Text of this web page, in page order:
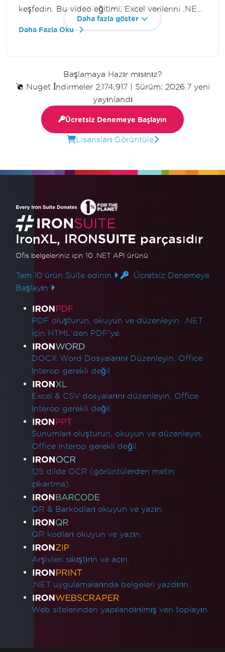
keşfedin. Bu video eğitimi, Excel verilerini .NET
uygulamalarınıza sorunsuzca içe aktarma
Daha Fazla Oku
Daha fazla göster
Başlamaya Hazır mısınız?
Nuget İndirmeler 2,174,917| Sürüm: 2026.7 yeni
yayınlandı
Ücretsiz Denemeye Başlayın
Lisansları Görüntüle
IronXL, IRONSUITE parçasıdır
Ofis belgeleriniz için 10 .NET API ürünü
Tam 10 ürün Suite edinin
Ücretsiz Denemeye
Başlayın
Ürün Bağlantıları
PDF oluşturun, okuyun ve düzenleyin. .NET
için HTML'den PDF'ye.
DOCX Word Dosyalarını Düzenleyin. Office
Interop gerekli değil.
Excel & CSV dosyalarını düzenleyin. Office
Interop gerekli değil.
Sunumları oluşturun, okuyun ve düzenleyin.
Office Interop gerekli değil.
125 dilde OCR (görüntülerden metin
çıkartma).
QR & Barkodları okuyun ve yazın.
QR kodları okuyun ve yazın.
Arşivleri sıkıştırın ve açın.
.NET uygulamalarında belgeleri yazdırın.
Web sitelerinden yapılandırılmış veri toplayın.